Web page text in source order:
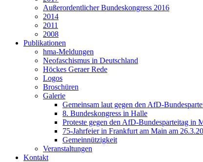
Außerordentlicher Bundeskongress 2016
2014
2011
2008
Publikationen
hma-Meldungen
Neofaschismus in Deutschland
Höckes Geraer Rede
Logos
Broschüren
Galerie
Gemeinsam laut gegen den AfD-
8. Bundeskongress in Halle
Proteste gegen den AfD-Bundesparteitag in
75-Jahrfeier in Frankfurt am Main am
Gemeinnützigkeit
Veranstaltungen
Kontakt